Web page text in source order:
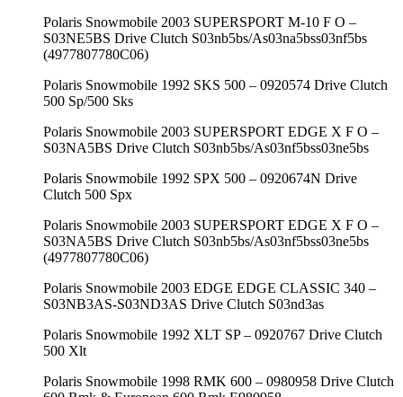
Polaris Snowmobile 2003 SUPERSPORT M-10 F O –
S03NE5BS Drive Clutch S03nb5bs/As03na5bss03nf5bs
(4977807780C06)
Polaris Snowmobile 1992 SKS 500 – 0920574 Drive Clutch
500 Sp/500 Sks
Polaris Snowmobile 2003 SUPERSPORT EDGE X F O –
S03NA5BS Drive Clutch S03nb5bs/As03nf5bss03ne5bs
Polaris Snowmobile 1992 SPX 500 – 0920674N Drive
Clutch 500 Spx
Polaris Snowmobile 2003 SUPERSPORT EDGE X F O –
S03NA5BS Drive Clutch S03nb5bs/As03nf5bss03ne5bs
(4977807780C06)
Polaris Snowmobile 2003 EDGE EDGE CLASSIC 340 –
S03NB3AS-S03ND3AS Drive Clutch S03nd3as
Polaris Snowmobile 1992 XLT SP – 0920767 Drive Clutch
500 Xlt
Polaris Snowmobile 1998 RMK 600 – 0980958 Drive Clutch